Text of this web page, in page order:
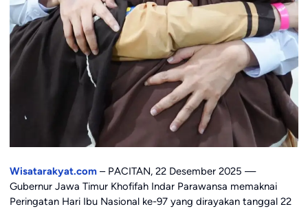
Wisatarakyat.com– PACITAN, 22 Desember 2025 —
Gubernur Jawa Timur Khofifah Indar Parawansa memaknai
Peringatan Hari Ibu Nasional ke-97 yang dirayakan tanggal 22